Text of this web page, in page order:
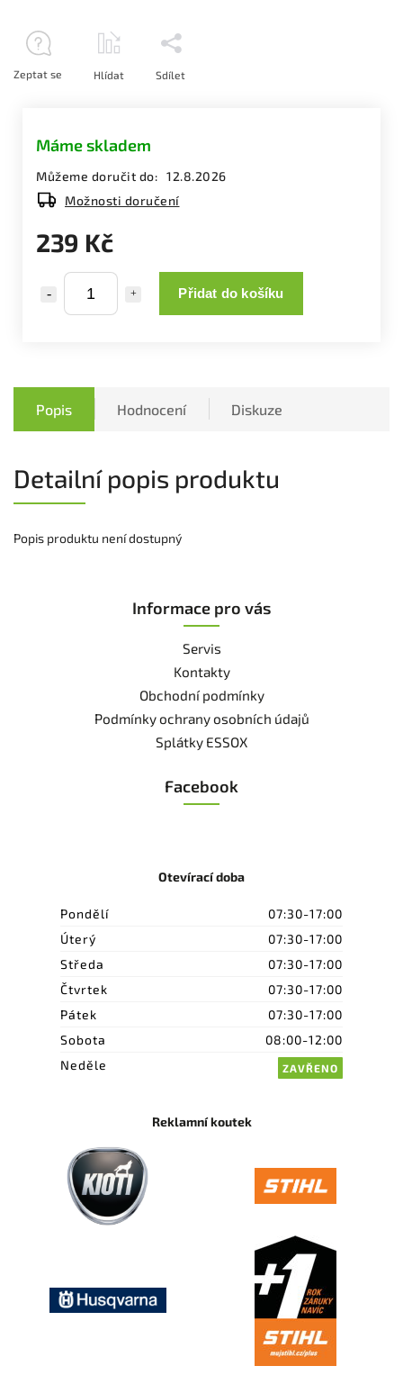
239 Kč
Přidat do košíku
Máme skladem
Můžeme doručit do: 12.8.2026
Možnosti doručení
Zeptat se Hlídat Sdílet
Popis Hodnocení Diskuze
Detailní popis produktu
Popis produktu není dostupný
Informace pro vás
Servis
Kontakty
Obchodní podmínky
Podmínky ochrany osobních údajů
Splátky ESSOX
Facebook
Otevírací doba
Pondělí
07:30-17:00
Úterý
07:30-17:00
Středa
07:30-17:00
Čtvrtek
07:30-17:00
Pátek
07:30-17:00
Sobota
08:00-12:00
Neděle
ZAVŘENO
Reklamní koutek